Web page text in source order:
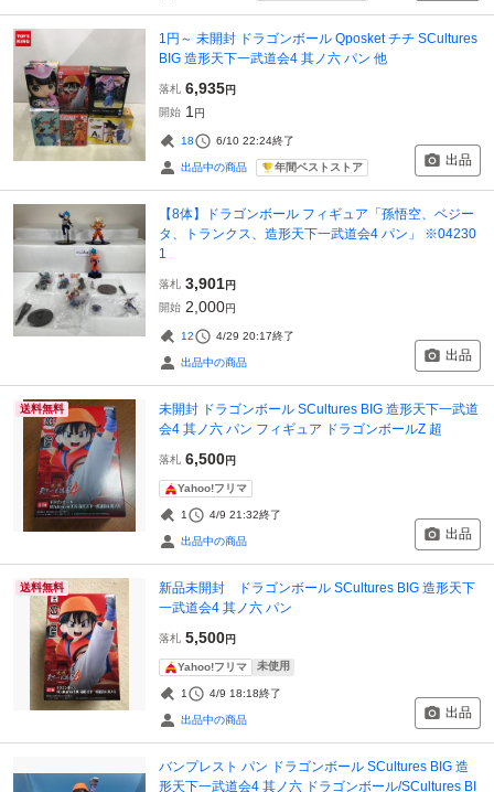
1円～ 未開封 ドラゴンボール Qposket チチ SCultures
BIG 造形天下一武道会4 其ノ六 パン 他
落札 6,935円
開始 1 円
18 6/10 22:24終了
出品中の商品 年間ベストストア 出品
【8体】ドラゴンボール フィギュア「孫悟空、ベジー
タ、トランクス、造形天下一武道会4 パン」 ※04230
1
落札 3,901円
開始 2,000円
12 4/29 20:17終了
出品中の商品 出品
送料無料
未開封 ドラゴンボール SCultures BIG 造形天下一武道
会4 其ノ六 パン フィギュア ドラゴンボールZ 超
落札 6,500円
Yahoo!フリマ
1 4/9 21:32終了
出品中の商品 出品
送料無料
新品未開封 ドラゴンボール SCultures BIG 造形天下
一武道会4 其ノ六 パン
落札 5,500円
Yahoo!フリマ 未使用
1 4/9 18:18終了
出品中の商品 出品
バンプレスト パン ドラゴンボール SCultures BIG 造
形天下一武道会4 其ノ六 ドラゴンボール/SCultures BI